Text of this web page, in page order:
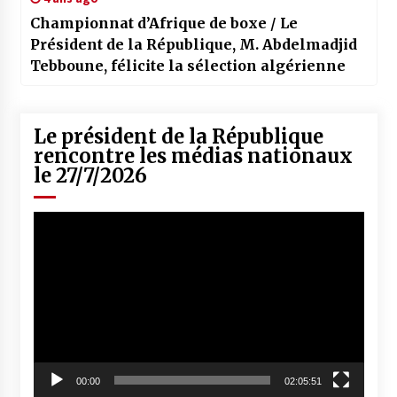
Championnat d’Afrique de boxe / Le
Président de la République, M. Abdelmadjid
Tebboune, félicite la sélection algérienne
Le président de la République
rencontre les médias nationaux
le 27/7/2026
00:00 02:05:51